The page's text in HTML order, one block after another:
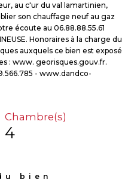
au c'ur du val lamartinien,
son chauffage neuf au gaz
écoute au 06.88.88.55.61
Honoraires à la charge du
auxquels ce bien est exposé
: www. georisques.gouv.fr.
- www.dandco-
Chambre(s)
4
bien